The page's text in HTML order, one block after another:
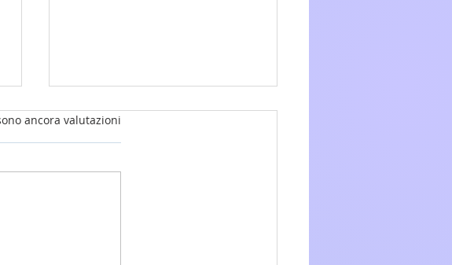
su 5.ancora valutazioni